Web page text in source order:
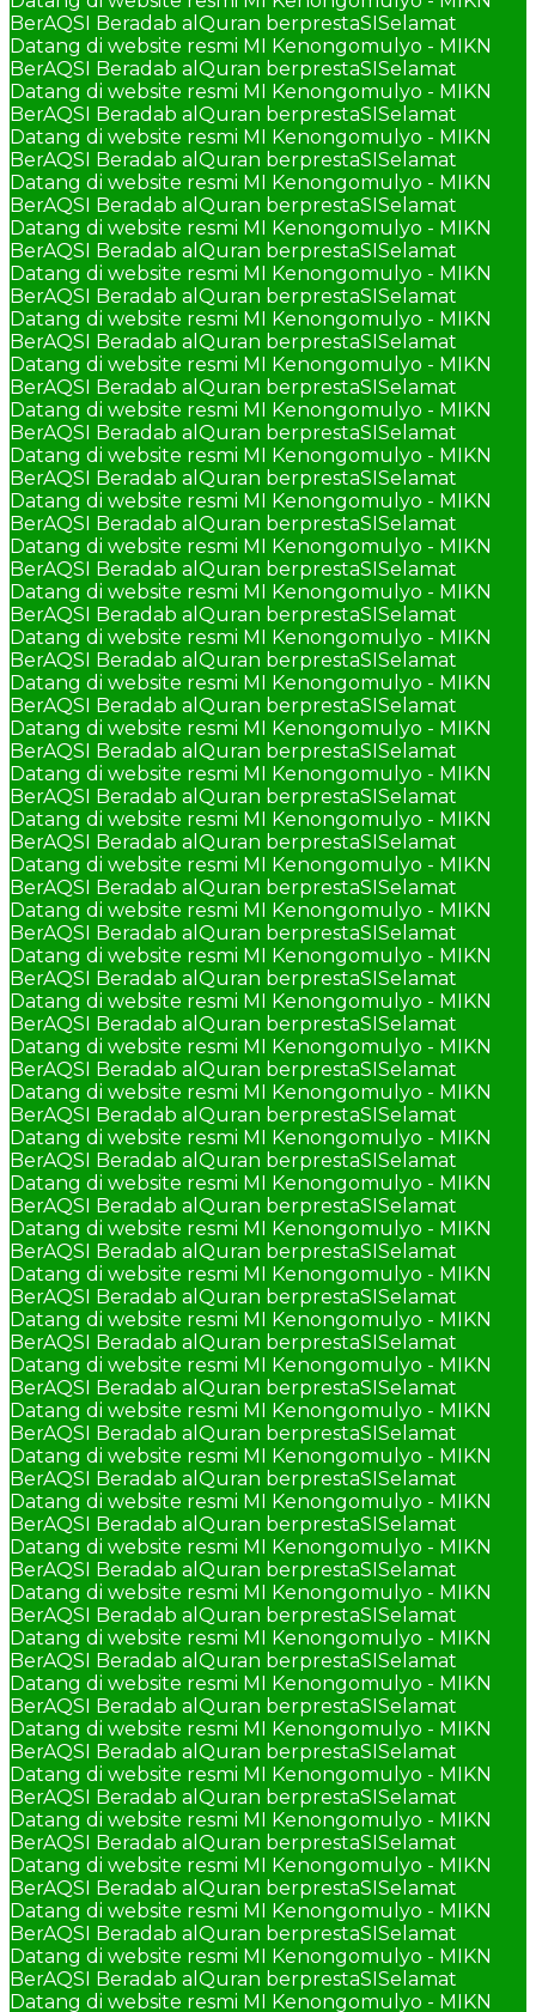
BerAQSI Beradab alQuran berprestaSISelamat
Datang di website resmi MI Kenongomulyo - MIKN
BerAQSI Beradab alQuran berprestaSISelamat
Datang di website resmi MI Kenongomulyo - MIKN
BerAQSI Beradab alQuran berprestaSISelamat
Datang di website resmi MI Kenongomulyo - MIKN
BerAQSI Beradab alQuran berprestaSISelamat
Datang di website resmi MI Kenongomulyo - MIKN
BerAQSI Beradab alQuran berprestaSISelamat
Datang di website resmi MI Kenongomulyo - MIKN
BerAQSI Beradab alQuran berprestaSISelamat
Datang di website resmi MI Kenongomulyo - MIKN
BerAQSI Beradab alQuran berprestaSISelamat
Datang di website resmi MI Kenongomulyo - MIKN
BerAQSI Beradab alQuran berprestaSISelamat
Datang di website resmi MI Kenongomulyo - MIKN
BerAQSI Beradab alQuran berprestaSISelamat
Datang di website resmi MI Kenongomulyo - MIKN
BerAQSI Beradab alQuran berprestaSISelamat
Datang di website resmi MI Kenongomulyo - MIKN
BerAQSI Beradab alQuran berprestaSISelamat
Datang di website resmi MI Kenongomulyo - MIKN
BerAQSI Beradab alQuran berprestaSISelamat
Datang di website resmi MI Kenongomulyo - MIKN
BerAQSI Beradab alQuran berprestaSISelamat
Datang di website resmi MI Kenongomulyo - MIKN
BerAQSI Beradab alQuran berprestaSISelamat
Datang di website resmi MI Kenongomulyo - MIKN
BerAQSI Beradab alQuran berprestaSISelamat
Datang di website resmi MI Kenongomulyo - MIKN
BerAQSI Beradab alQuran berprestaSISelamat
Datang di website resmi MI Kenongomulyo - MIKN
BerAQSI Beradab alQuran berprestaSISelamat
Datang di website resmi MI Kenongomulyo - MIKN
BerAQSI Beradab alQuran berprestaSISelamat
Datang di website resmi MI Kenongomulyo - MIKN
BerAQSI Beradab alQuran berprestaSISelamat
Datang di website resmi MI Kenongomulyo - MIKN
BerAQSI Beradab alQuran berprestaSISelamat
Datang di website resmi MI Kenongomulyo - MIKN
BerAQSI Beradab alQuran berprestaSISelamat
Datang di website resmi MI Kenongomulyo - MIKN
BerAQSI Beradab alQuran berprestaSISelamat
Datang di website resmi MI Kenongomulyo - MIKN
BerAQSI Beradab alQuran berprestaSISelamat
Datang di website resmi MI Kenongomulyo - MIKN
BerAQSI Beradab alQuran berprestaSISelamat
Datang di website resmi MI Kenongomulyo - MIKN
BerAQSI Beradab alQuran berprestaSISelamat
Datang di website resmi MI Kenongomulyo - MIKN
BerAQSI Beradab alQuran berprestaSISelamat
Datang di website resmi MI Kenongomulyo - MIKN
BerAQSI Beradab alQuran berprestaSISelamat
Datang di website resmi MI Kenongomulyo - MIKN
BerAQSI Beradab alQuran berprestaSISelamat
Datang di website resmi MI Kenongomulyo - MIKN
BerAQSI Beradab alQuran berprestaSISelamat
Datang di website resmi MI Kenongomulyo - MIKN
BerAQSI Beradab alQuran berprestaSISelamat
Datang di website resmi MI Kenongomulyo - MIKN
BerAQSI Beradab alQuran berprestaSISelamat
Datang di website resmi MI Kenongomulyo - MIKN
BerAQSI Beradab alQuran berprestaSISelamat
Datang di website resmi MI Kenongomulyo - MIKN
BerAQSI Beradab alQuran berprestaSISelamat
Datang di website resmi MI Kenongomulyo - MIKN
BerAQSI Beradab alQuran berprestaSISelamat
Datang di website resmi MI Kenongomulyo - MIKN
BerAQSI Beradab alQuran berprestaSISelamat
Datang di website resmi MI Kenongomulyo - MIKN
BerAQSI Beradab alQuran berprestaSISelamat
Datang di website resmi MI Kenongomulyo - MIKN
BerAQSI Beradab alQuran berprestaSISelamat
Datang di website resmi MI Kenongomulyo - MIKN
BerAQSI Beradab alQuran berprestaSISelamat
Datang di website resmi MI Kenongomulyo - MIKN
BerAQSI Beradab alQuran berprestaSISelamat
Datang di website resmi MI Kenongomulyo - MIKN
BerAQSI Beradab alQuran berprestaSISelamat
Datang di website resmi MI Kenongomulyo - MIKN
BerAQSI Beradab alQuran berprestaSISelamat
Datang di website resmi MI Kenongomulyo - MIKN
BerAQSI Beradab alQuran berprestaSISelamat
Datang di website resmi MI Kenongomulyo - MIKN
BerAQSI Beradab alQuran berprestaSISelamat
Datang di website resmi MI Kenongomulyo - MIKN
BerAQSI Beradab alQuran berprestaSISelamat
Datang di website resmi MI Kenongomulyo - MIKN